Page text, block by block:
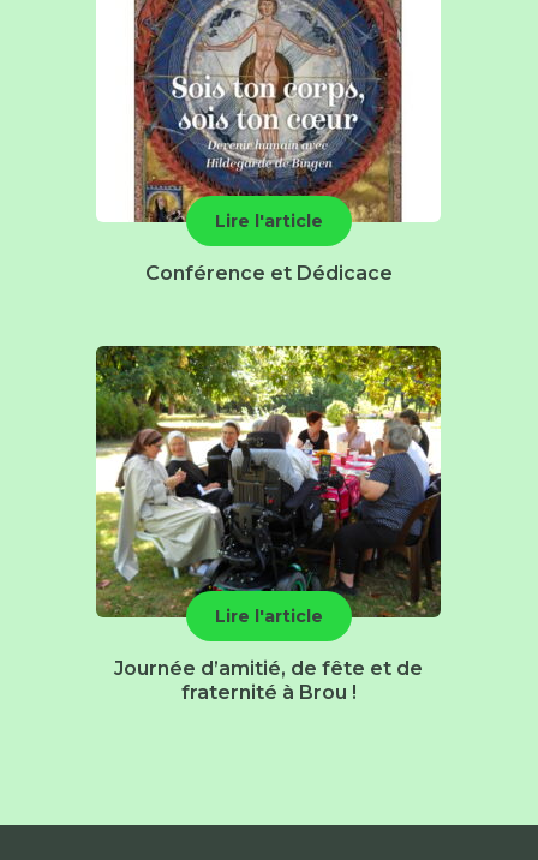
Lire l'article
Conférence et Dédicace
Lire l'article
Journée d’amitié, de fête et de
fraternité à Brou !